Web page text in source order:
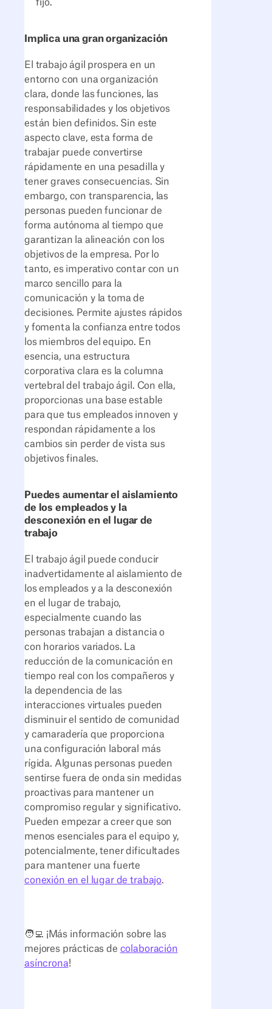
fijo.
Implica una gran organización
El trabajo ágil prospera en un
entorno con una organización
clara, donde las funciones, las
responsabilidades y los objetivos
están bien definidos. Sin este
aspecto clave, esta forma de
trabajar puede convertirse
rápidamente en una pesadilla y
tener graves consecuencias. Sin
embargo, con transparencia, las
personas pueden funcionar de
forma autónoma al tiempo que
garantizan la alineación con los
objetivos de la empresa. Por lo
tanto, es imperativo contar con un
marco sencillo para la
comunicación y la toma de
decisiones. Permite ajustes rápidos
y fomenta la confianza entre todos
los miembros del equipo. En
esencia, una estructura
corporativa clara es la columna
vertebral del trabajo ágil. Con ella,
proporcionas una base estable
para que tus empleados innoven y
respondan rápidamente a los
cambios sin perder de vista sus
objetivos finales.
Puedes aumentar el aislamiento
de los empleados y la
desconexión en el lugar de
trabajo
El trabajo ágil puede conducir
inadvertidamente al aislamiento de
los empleados y a la desconexión
en el lugar de trabajo,
especialmente cuando las
personas trabajan a distancia o
con horarios variados. La
reducción de la comunicación en
tiempo real con los compañeros y
la dependencia de las
interacciones virtuales pueden
disminuir el sentido de comunidad
y camaradería que proporciona
una configuración laboral más
rígida. Algunas personas pueden
sentirse fuera de onda sin medidas
proactivas para mantener un
compromiso regular y significativo.
Pueden empezar a creer que son
menos esenciales para el equipo y,
potencialmente, tener dificultades
para mantener una fuerte
conexión en el lugar de trabajo.
🧑‍💻 ¡Más información sobre las
mejores prácticas de colaboración
asíncrona!